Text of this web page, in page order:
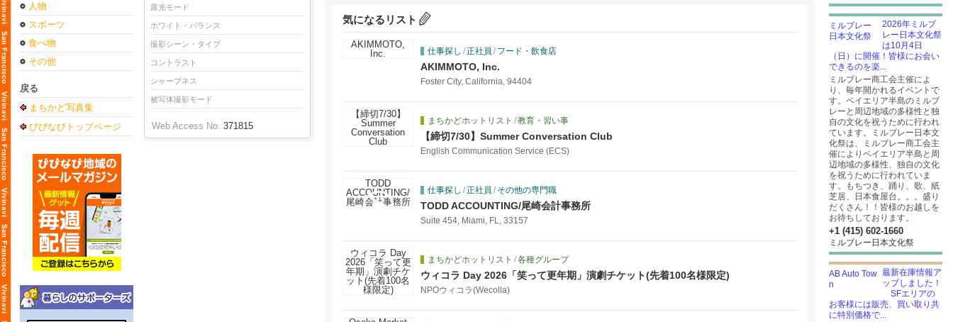
人物
スポーツ
食べ物
その他
戻る
まちかど写真集
びびなびトップページ
露光モード
ホワイト・バランス
撮影シーン・タイプ
コントラスト
シャープネス
被写体撮影モード
Web Access No. 371815
気になるリスト
仕事探し /正社員 / フード・飲食店
AKIMMOTO, Inc.
Foster City, California, 94404
まちかどホットリスト /教育・習い事
【締切7/30】Summer Conversation Club
English Communication Service (ECS)
仕事探し /正社員 / その他の専門職
TODD ACCOUNTING/尾崎会計事務所
Suite 454, Miami, FL, 33157
まちかどホットリスト /各種グループ
ウィコラ Day 2026「笑って更年期」演劇チケット(先着100名様限定)
NPOウィコラ(Wecolla)
2026年ミルブ
レー日本文化祭
は10月4日
（日）に開催！皆様にお会い
できるのを楽...
ミルブレー商工会主催によ
り、毎年開かれるイベントで
す。ベイエリア半島のミルブ
レーと周辺地域の多様性と独
自の文化を祝うために行われ
ています。ミルブレー日本文
化祭は、ミルブレー商工会主
催によりベイエリア半島と周
辺地域の多様性、独自の文化
を祝うために行われていま
す。もちつき、踊り、歌、紙
芝居、日本食屋台。。。盛り
だくさん！！皆様のお越しを
お待ちしております。
+1 (415) 602-1660
ミルブレー日本文化祭
最新在庫情報ア
ップしました！
SFエリアの
お客様には販売、買い取り共
に特別価格で...